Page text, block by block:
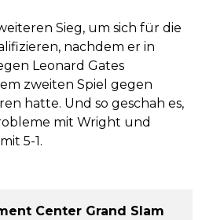
Sieg, um sich für die
nachdem er in
Leonard Gates
zweiten Spiel gegen
hatte. Und so geschah es,
mit Wright und
5-1.
Center Grand Slam